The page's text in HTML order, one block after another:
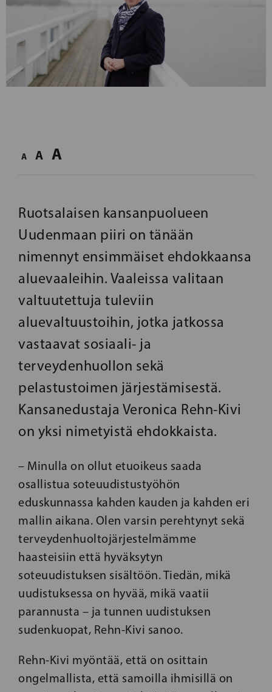
A A A
Ruotsalaisen kansanpuolueen
Uudenmaan piiri on tänään
nimennyt ensimmäiset ehdokkaansa
aluevaaleihin. Vaaleissa valitaan
valtuutettuja tuleviin
aluevaltuustoihin, jotka jatkossa
vastaavat sosiaali- ja
terveydenhuollon sekä
pelastustoimen järjestämisestä.
Kansanedustaja Veronica Rehn-Kivi
on yksi nimetyistä ehdokkaista.
– Minulla on ollut etuoikeus saada
osallistua soteuudistustyöhön
eduskunnassa kahden kauden ja kahden eri
mallin aikana. Olen varsin perehtynyt sekä
terveydenhuoltojärjestelmämme
haasteisiin että hyväksytyn
soteuudistuksen sisältöön. Tiedän, mikä
uudistuksessa on hyvää, mikä vaatii
parannusta – ja tunnen uudistuksen
sudenkuopat, Rehn-Kivi sanoo.
Rehn-Kivi myöntää, että on osittain
ongelmallista, että samoilla ihmisillä on